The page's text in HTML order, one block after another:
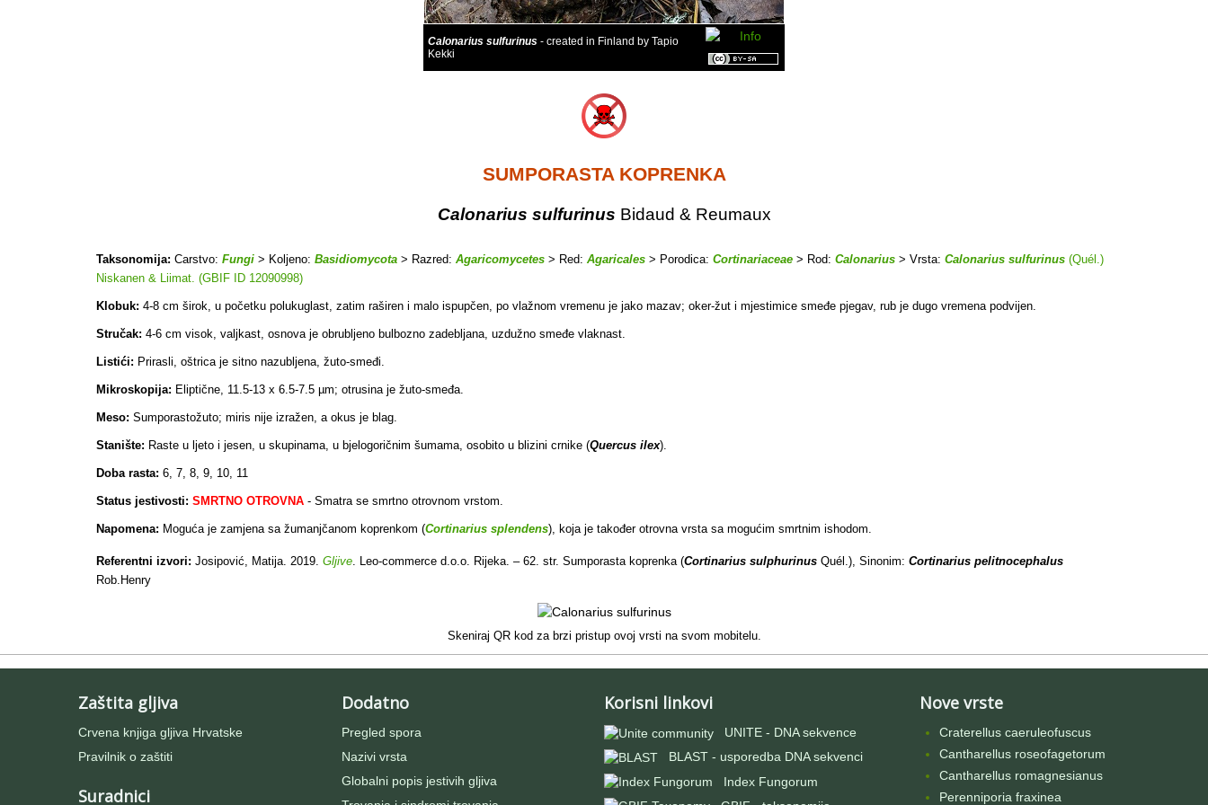
Calonarius sulfurinus - created in Finland by Tapio
Kekki
SUMPORASTA KOPRENKA
Calonarius sulfurinus Bidaud & Reumaux
Taksonomija: Carstvo: Fungi > Koljeno: Basidiomycota > Razred: Agaricomycetes > Red: Agaricales > Porodica: Cortinariaceae > Rod: Calonarius > Vrsta: Calonarius sulfurinus (Quél.)
Niskanen & Liimat. (GBIF ID 12090998)
Klobuk: 4-8 cm širok, u početku polukuglast, zatim raširen i malo ispupčen, po vlažnom vremenu je jako mazav; oker-žut i mjestimice smeđe pjegav, rub je dugo vremena podvijen.
Stručak: 4-6 cm visok, valjkast, osnova je obrubljeno bulbozno zadebljana, uzdužno smeđe vlaknast.
Listići: Prirasli, oštrica je sitno nazubljena, žuto-smeđi.
Mikroskopija: Eliptične, 11.5-13 x 6.5-7.5 µm; otrusina je žuto-smeđa.
Meso: Sumporastožuto; miris nije izražen, a okus je blag.
Stanište: Raste u ljeto i jesen, u skupinama, u bjelogoričnim šumama, osobito u blizini crnike (Quercus ilex).
Doba rasta: 6, 7, 8, 9, 10, 11
Status jestivosti: SMRTNO OTROVNA - Smatra se smrtno otrovnom vrstom.
Napomena: Moguća je zamjena sa žumanjčanom koprenkom (Cortinarius splendens), koja je također otrovna vrsta sa mogućim smrtnim ishodom.
Referentni izvori: Josipović, Matija. 2019. Gljive . Leo-commerce d.o.o. Rijeka. – 62. str. Sumporasta koprenka (Cortinarius sulphurinus Quél.), Sinonim: Cortinarius pelitnocephalus
Rob.Henry
Skeniraj QR kod za brzi pristup ovoj vrsti na svom mobitelu.
Zaštita gljiva
Crvena knjiga gljiva Hrvatske
Pravilnik o zaštiti
Suradnici
Dodatno
Pregled spora
Nazivi vrsta
Globalni popis jestivih gljiva
Korisni linkovi
UNITE - DNA sekvence
BLAST - usporedba DNA sekvenci
Index Fungorum
Nove vrste
Craterellus caeruleofuscus
Cantharellus roseofagetorum
Cantharellus romagnesianus
Perenniporia fraxinea